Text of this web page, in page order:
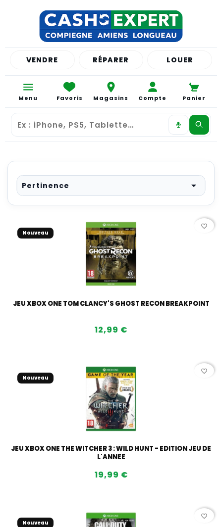
VENDRE RÉPARER LOUER
Menu Favoris Magasins Compte Panier
Pertinence 
Nouveau
JEU XBOX ONE TOM CLANCY'S GHOST RECON BREAKPOINT
12,99 €
favorite_border
Nouveau
JEU XBOX ONE THE WITCHER 3 : WILD HUNT - EDITION JEU DE
L'ANNEE
19,99 €
favorite_border
Nouveau
favorite_border